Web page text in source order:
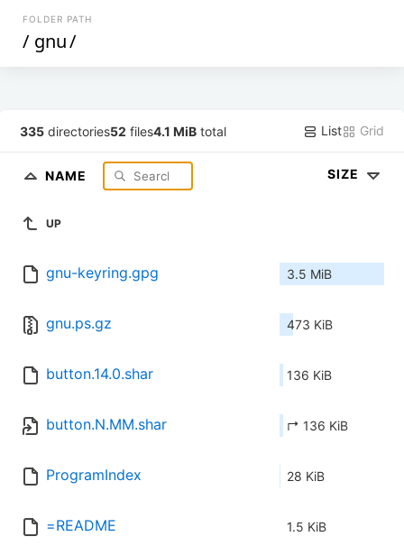
FOLDER PATH
/ gnu/
335 directories52 files4.1 MiB total List Grid
NAME SIZE
UP
gnu-keyring.gpg 3.5 MiB
gnu.ps.gz 473 KiB
button.14.0.shar 136 KiB
button.N.MM.shar ↱ 136 KiB
ProgramIndex 28 KiB
=README 1.5 KiB